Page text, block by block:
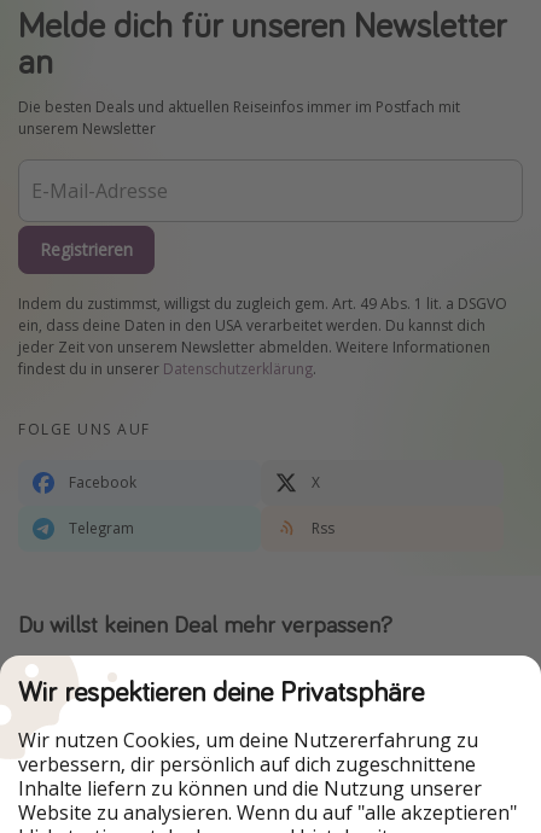
Melde dich für unseren Newsletter
an
Die besten Deals und aktuellen Reiseinfos immer im Postfach mit
unserem Newsletter
Registrieren
Indem du zustimmst, willigst du zugleich gem. Art. 49 Abs. 1 lit. a DSGVO
ein, dass deine Daten in den USA verarbeitet werden. Du kannst dich
jeder Zeit von unserem Newsletter abmelden. Weitere Informationen
findest du in unserer Datenschutzerklärung.
FOLGE UNS AUF
Facebook X
Telegram Rss
Du willst keinen Deal mehr verpassen?
Dann lade unsere App herunter.
Urlaubspiraten ist Teil der HolidayPirates Group
Unsere Märkte
Wir respektieren deine Privatsphäre
Wir nutzen Cookies, um deine Nutzererfahrung zu
verbessern, dir persönlich auf dich zugeschnittene
Inhalte liefern zu können und die Nutzung unserer
Website zu analysieren. Wenn du auf "alle akzeptieren"